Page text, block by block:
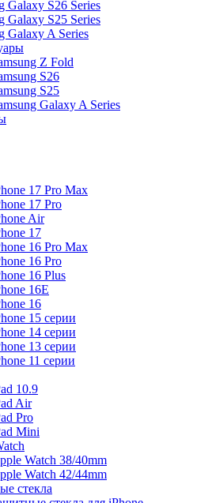
Galaxy S26 Series
Galaxy S25 Series
Galaxy A Series
Z Fold
S26
S25
Galaxy A Series
17 Pro Max
17 Pro
Air
17
16 Pro Max
16 Pro
16 Plus
16E
16
15 серии
14 серии
13 серии
11 серии
10.9
Air
Pro
Mini
Watch 38/40mm
Watch 42/44mm
стекла